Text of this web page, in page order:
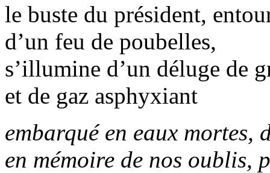
le buste du président,
d’un feu de poubelles,
s’illumine d’un déluge de
et de gaz asphyxiant
embarqué en eaux mortes,
en mémoire de nos oublis,